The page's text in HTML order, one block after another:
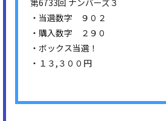
第6733回 ナンバーズ３
・当選数字 ９０２
・購入数字 ２９０
・ボックス当選！
・１３,３００円